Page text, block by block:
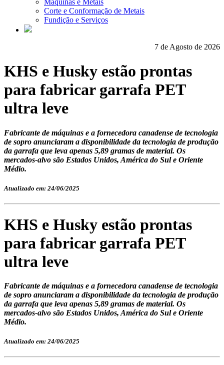
Máquinas e Metais
Corte e Conformação de Metais
Fundição e Serviços
7 de Agosto de 2026
KHS e Husky estão prontas
para fabricar garrafa PET
ultra leve
Fabricante de máquinas e a fornecedora canadense de tecnologia
de sopro anunciaram a disponibilidade da tecnologia de produção
da garrafa que leva apenas 5,89 gramas de material. Os
mercados-alvo são Estados Unidos, América do Sul e Oriente
Médio.
Atualizado em: 24/06/2025
KHS e Husky estão prontas
para fabricar garrafa PET
ultra leve
Fabricante de máquinas e a fornecedora canadense de tecnologia
de sopro anunciaram a disponibilidade da tecnologia de produção
da garrafa que leva apenas 5,89 gramas de material. Os
mercados-alvo são Estados Unidos, América do Sul e Oriente
Médio.
Atualizado em: 24/06/2025